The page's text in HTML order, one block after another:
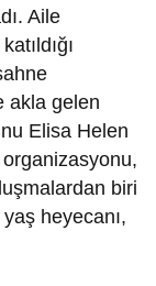
Aile
akla gelen
Elisa Helen
biri
heyecanı,